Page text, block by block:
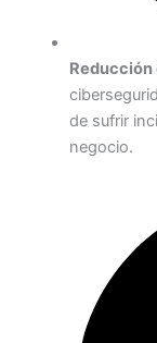
Reducción
de sufrir
negocio.